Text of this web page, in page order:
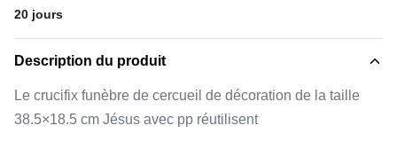
20 jours
Description du produit
Le crucifix funèbre de cercueil de décoration de la taille
38.5×18.5 cm Jésus avec pp réutilisent